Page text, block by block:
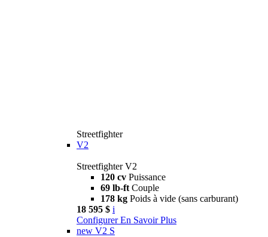
Streetfighter
V2
Streetfighter V2
120 cv Puissance
69 lb-ft Couple
178 kg Poids à vide (sans carburant)
18 595 $ i
Configurer En Savoir Plus
new V2 S